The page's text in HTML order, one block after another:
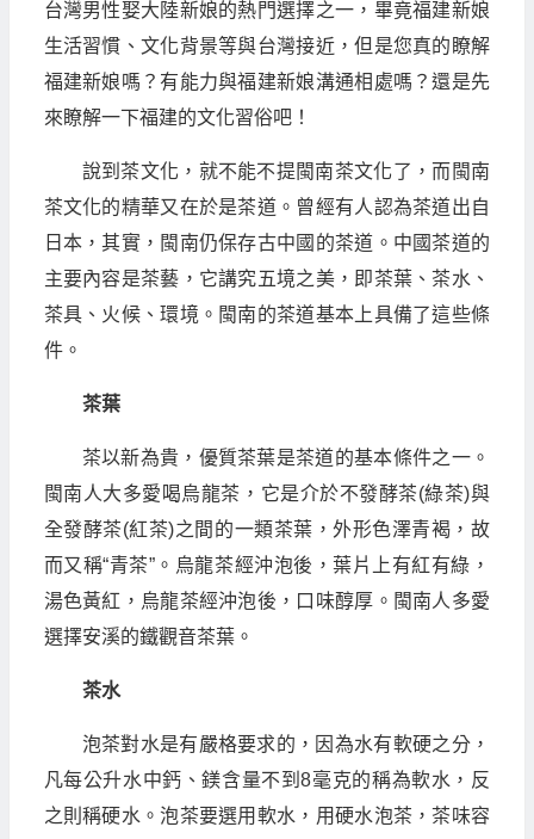
台灣男性娶大陸新娘的熱門選擇之一，畢竟福建新娘
生活習慣、文化背景等與台灣接近，但是您真的瞭解
福建新娘嗎？有能力與福建新娘溝通相處嗎？還是先
來瞭解一下福建的文化習俗吧！
說到茶文化，就不能不提閩南茶文化了，而閩南
茶文化的精華又在於是茶道。曾經有人認為茶道出自
日本，其實，閩南仍保存古中國的茶道。中國茶道的
主要內容是茶藝，它講究五境之美，即茶葉、茶水、
茶具、火候、環境。閩南的茶道基本上具備了這些條
件。
茶葉
茶以新為貴，優質茶葉是茶道的基本條件之一。
閩南人大多愛喝烏龍茶，它是介於不發酵茶(綠茶)與
全發酵茶(紅茶)之間的一類茶葉，外形色澤青褐，故
而又稱“青茶”。烏龍茶經沖泡後，葉片上有紅有綠，
湯色黃紅，烏龍茶經沖泡後，口味醇厚。閩南人多愛
選擇安溪的鐵觀音茶葉。
茶水
泡茶對水是有嚴格要求的，因為水有軟硬之分，
凡每公升水中鈣、鎂含量不到8毫克的稱為軟水，反
之則稱硬水。泡茶要選用軟水，用硬水泡茶，茶味容